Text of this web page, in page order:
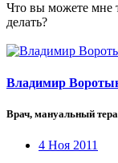
Что вы можете мне
делать?
Владимир
Врач, мануальный
4 Ноя 2011